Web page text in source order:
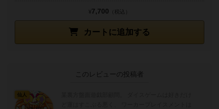
カートに追加する
¥7,700 （税込）
このレビューの投稿者
仙人